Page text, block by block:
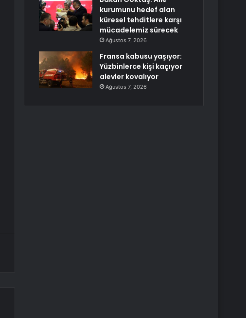
kurumunu hedef alan
küresel tehditlere karşı
mücadelemiz sürecek
Ağustos 7, 2026
Fransa kabusu yaşıyor:
Yüzbinlerce kişi kaçıyor
alevler kovalıyor
Ağustos 7, 2026